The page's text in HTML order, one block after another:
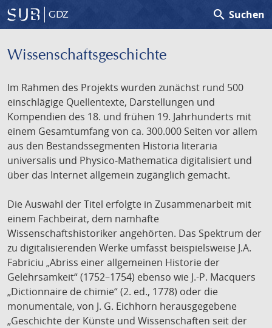
GDZ search Suchen
Wissenschafts­geschichte
Im Rahmen des Projekts wurden zunächst rund 500
einschlägige Quellentexte, Darstellungen und
Kompendien des 18. und frühen 19. Jahrhunderts mit
einem Gesamtumfang von ca. 300.000 Seiten vor allem
aus den Bestandssegmenten Historia literaria
universalis und Physico-Mathematica digitalisiert und
über das Internet allgemein zugänglich gemacht.
Die Auswahl der Titel erfolgte in Zusammenarbeit mit
einem Fachbeirat, dem namhafte
Wissenschaftshistoriker angehörten. Das Spektrum der
zu digitalisierenden Werke umfasst beispielsweise J.A.
Fabriciu „Abriss einer allgemeinen Historie der
Gelehrsamkeit“ (1752–1754) ebenso wie J.-P. Macquers
„Dictionnaire de chimie“ (2. ed., 1778) oder die
monumentale, von J. G. Eichhorn herausgegebene
„Geschichte der Künste und Wissenschaften seit der